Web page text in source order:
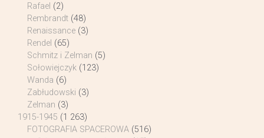
Rafael (2)
Rembrandt (48)
Renaissance (3)
Rendel (65)
Schmitz i Zelman (5)
Sołowiejczyk (123)
Wanda (6)
Zabłudowski (3)
Zelman (3)
1915-1945 (1 263)
FOTOGRAFIA SPACEROWA (516)